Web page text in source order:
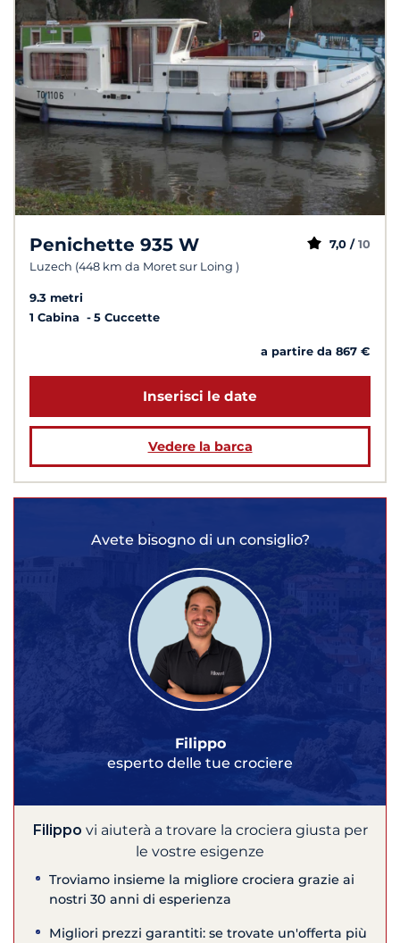
Penichette 935 W
Luzech (448 km da Moret sur Loing )
7,0 / 10
9.3 metri
1 Cabina
5 Cuccette
a partire da 867 €
Inserisci le date
Vedere la barca
Avete bisogno di un consiglio?
Filippo
esperto delle tue crociere
Filippo vi aiuterà a trovare la crociera giusta per
le vostre esigenze
Troviamo insieme la migliore crociera grazie ai
nostri 30 anni di esperienza
Migliori prezzi garantiti: se trovate un'offerta più